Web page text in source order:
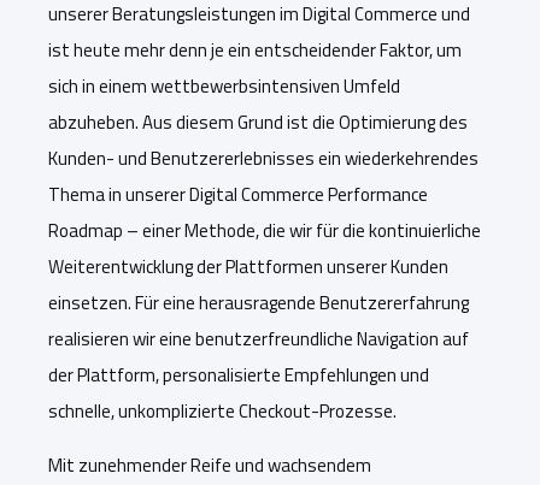
unserer Beratungsleistungen im Digital Commerce und
ist heute mehr denn je ein entscheidender Faktor, um
sich in einem wettbewerbsintensiven Umfeld
abzuheben. Aus diesem Grund ist die Optimierung des
Kunden- und Benutzererlebnisses ein wiederkehrendes
Thema in unserer Digital Commerce Performance
Roadmap – einer Methode, die wir für die kontinuierliche
Weiterentwicklung der Plattformen unserer Kunden
einsetzen. Für eine herausragende Benutzererfahrung
realisieren wir eine benutzerfreundliche Navigation auf
der Plattform, personalisierte Empfehlungen und
schnelle, unkomplizierte Checkout-Prozesse.
Mit zunehmender Reife und wachsendem